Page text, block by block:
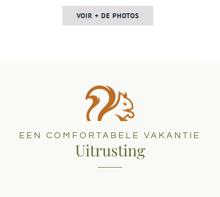
VOIR + DE PHOTOS
EEN COMFORTABELE VAKANTIE
Uitrusting